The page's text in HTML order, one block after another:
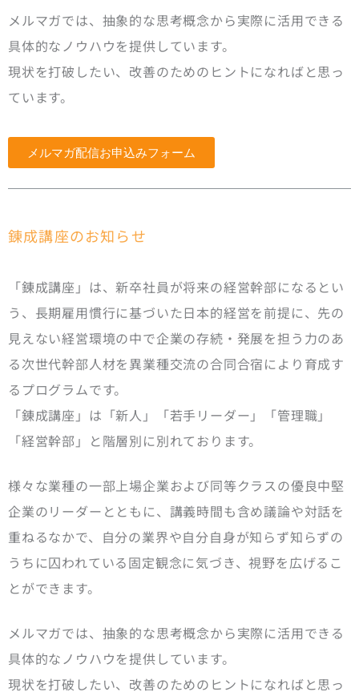
メルマガでは、抽象的な思考概念から実際に活用できる
具体的なノウハウを提供しています。
現状を打破したい、改善のためのヒントになればと思っ
ています。
メルマガ配信お申込みフォーム
錬成講座のお知らせ
「錬成講座」は、新卒社員が将来の経営幹部になるとい
う、長期雇用慣行に基づいた日本的経営を前提に、先の
見えない経営環境の中で企業の存続・発展を担う力のあ
る次世代幹部人材を異業種交流の合同合宿により育成す
るプログラムです。
「錬成講座」は「新人」「若手リーダー」「管理職」
「経営幹部」と階層別に別れております。
様々な業種の一部上場企業および同等クラスの優良中堅
企業のリーダーとともに、講義時間も含め議論や対話を
重ねるなかで、自分の業界や自分自身が知らず知らずの
うちに囚われている固定観念に気づき、視野を広げるこ
とができます。
メルマガでは、抽象的な思考概念から実際に活用できる
具体的なノウハウを提供しています。
現状を打破したい、改善のためのヒントになればと思っ